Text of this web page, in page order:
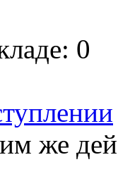
0
же